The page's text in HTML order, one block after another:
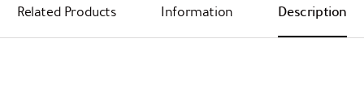
Description
Information
Related Products